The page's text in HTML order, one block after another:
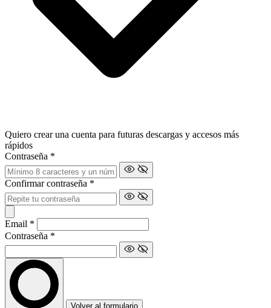
Quiero crear una cuenta para futuras descargas y accesos más
rápidos
Contraseña *
Confirmar contraseña *
Email *
Contraseña *
Volver al formulario